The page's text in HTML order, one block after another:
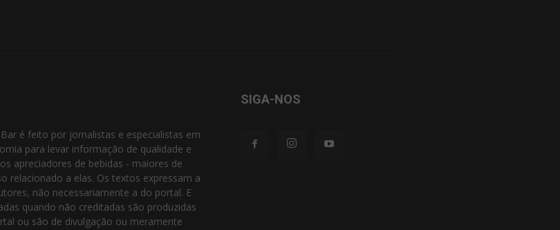
é feito por jornalistas e especialistas em
para levar informação de qualidade e
apreciadores de bebidas - maiores de
relacionado a elas. Os textos expressam a
não necessariamente a do portal. E
quando não creditadas são produzidas
ou são de divulgação ou meramente
SIGA-NOS